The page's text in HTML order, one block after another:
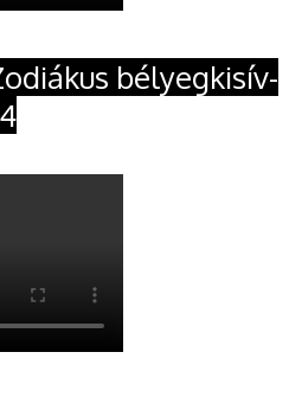
bélyegkisív-